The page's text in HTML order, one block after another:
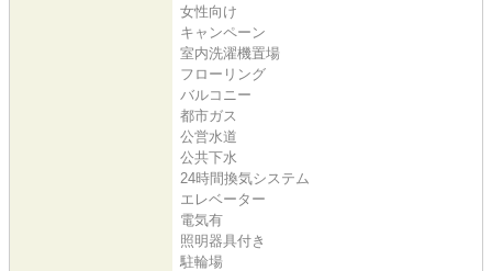
女性向け
キャンペーン
室内洗濯機置場
フローリング
バルコニー
都市ガス
公営水道
公共下水
24時間換気システム
エレベーター
電気有
照明器具付き
駐輪場